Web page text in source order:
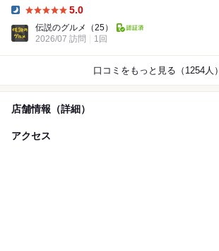
5.0
伝説のグルメ
（25）
2026/07 訪問
1回
口コミをもっと見る（1254人）
店舗情報（詳細）
アクセス